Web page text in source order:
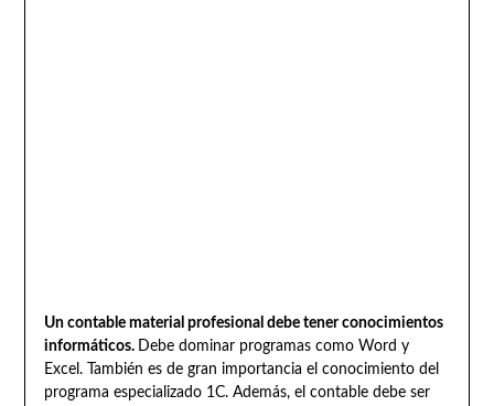
Un contable material profesional debe tener conocimientos
informáticos. Debe dominar programas como Word y
Excel. También es de gran importancia el conocimiento del
programa especializado 1C. Además, el contable debe ser